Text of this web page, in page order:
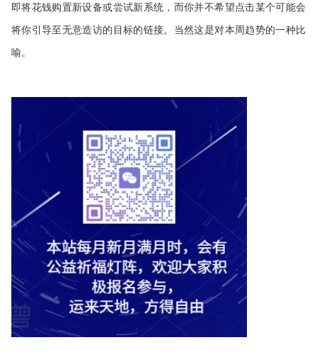
即将花钱购置新设备或尝试新系统，而你并不希望点击某个可能会
将你引导至无意造访的目标的链接。当然这是对本周趋势的一种比
喻。